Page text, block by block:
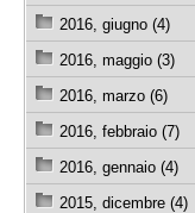
2016, giugno (4)
2016, maggio (3)
2016, marzo (6)
2016, febbraio (7)
2016, gennaio (4)
2015, dicembre (4)